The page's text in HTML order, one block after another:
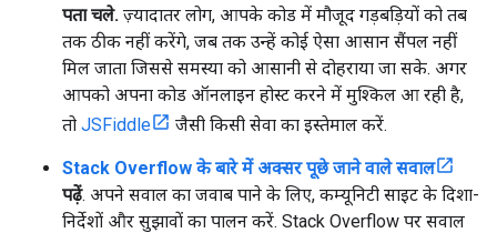
पता चले. ज़्यादातर लोग, आपके कोड में मौजूद गड़बड़ियों को तब
तक ठीक नहीं करेंगे, जब तक उन्हें कोई ऐसा आसान सैंपल नहीं
मिल जाता जिससे समस्या को आसानी से दोहराया जा सके. अगर
आपको अपना कोड ऑनलाइन होस्ट करने में मुश्किल आ रही है,
तो JSFiddle जैसी किसी सेवा का इस्तेमाल करें.
Stack Overflow के बारे में अक्सर पूछे जाने वाले सवाल
पढ़ें. अपने सवाल का जवाब पाने के लिए, कम्यूनिटी साइट के दिशा-
निर्देशों और सुझावों का पालन करें. Stack Overflow पर सवाल